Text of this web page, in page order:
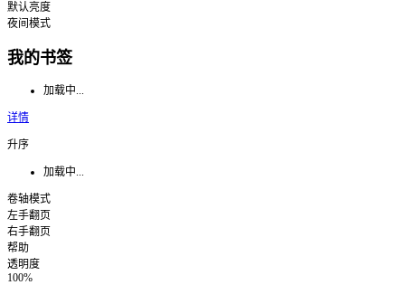
默认亮度
夜间模式
我的书签
加载中...
详情
升序
加载中...
卷轴模式
左手翻页
右手翻页
帮助
透明度
100%